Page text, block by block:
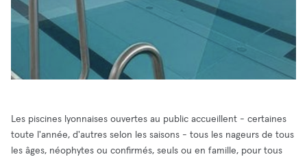
Les piscines lyonnaises ouvertes au public accueillent - certaines
toute l'année, d'autres selon les saisons - tous les nageurs de tous
les âges, néophytes ou confirmés, seuls ou en famille, pour tous